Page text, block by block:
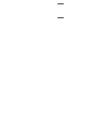
—
—